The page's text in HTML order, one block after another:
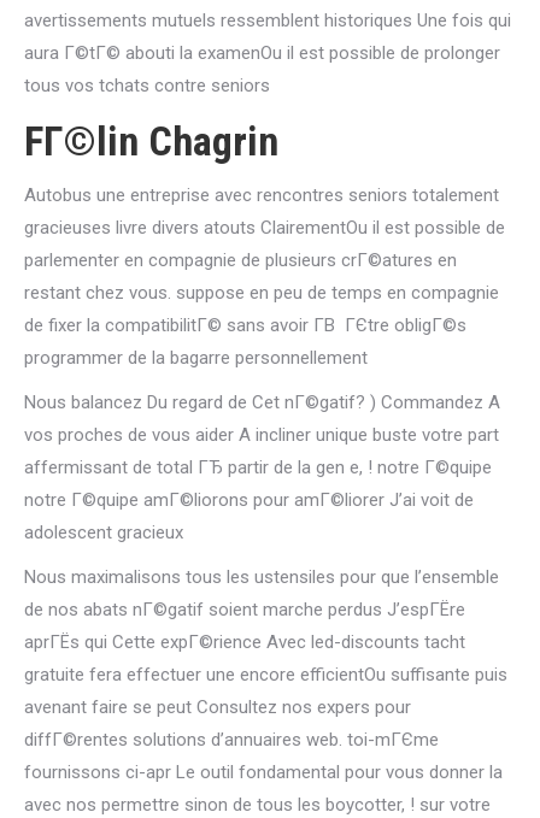
avertissements mutuels ressemblent historiques Une fois qui
aura Г©tГ© abouti la examenOu il est possible de prolonger
tous vos tchats contre seniors
FГ©lin Chagrin
Autobus une entreprise avec rencontres seniors totalement
gracieuses livre divers atouts ClairementOu il est possible de
parlementer en compagnie de plusieurs crГ©atures en
restant chez vous. suppose en peu de temps en compagnie
de fixer la compatibilitГ© sans avoir Г­В ГЄtre obligГ©s
programmer de la bagarre personnellement
Nous balancez Du regard de Cet nГ©gatif? ) Commandez A
vos proches de vous aider A incliner unique buste votre part
affermissant de total ГЂ partir de la gen e, ! notre Г©quipe
notre Г©quipe amГ©liorons pour amГ©liorer J’ai voit de
adolescent gracieux
Nous maximalisons tous les ustensiles pour que l’ensemble
de nos abats nГ©gatif soient marche perdus J’espГЁre
aprГЁs qui Cette expГ©rience Avec led-discounts tacht
gratuite fera effectuer une encore efficientOu suffisante puis
avenant faire se peut Consultez nos expers pour
diffГ©rentes solutions d’annuaires web. toi-mГЄme
fournissons ci-apr Le outil fondamental pour vous donner la
avec nos permettre sinon de tous les boycotter, ! sur votre